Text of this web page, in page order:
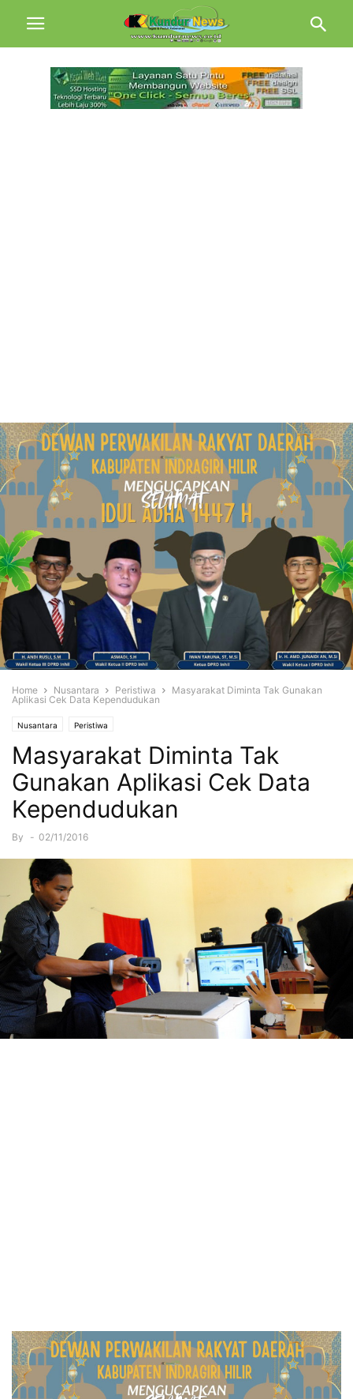
Home Nusantara Peristiwa
Masyarakat Diminta Tak Gunakan
Aplikasi Cek Data Kependudukan
Nusantara Peristiwa
Masyarakat Diminta Tak
Gunakan Aplikasi Cek Data
Kependudukan
By - 02/11/2016